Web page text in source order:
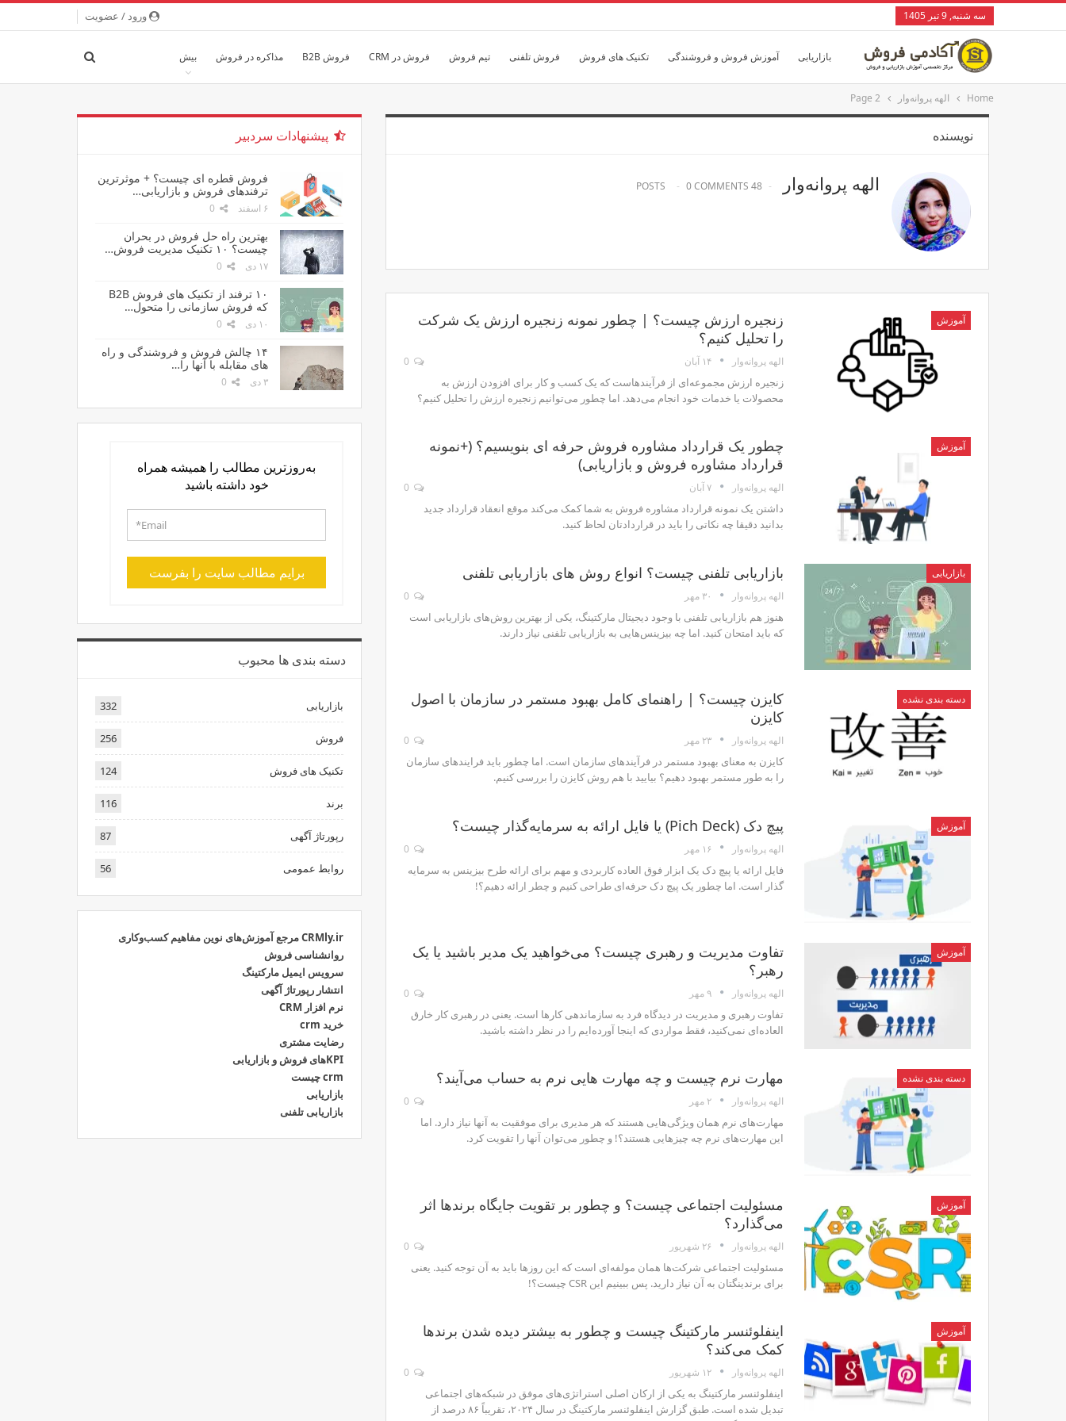
ورود / عضویت سه شنبه, 9 تیر 1405
بازاریابی آموزش فروش و فروشندگی تکنیک های فروش فروش تلفنی تیم فروش فروش در CRM فروش B2B مذاکره در فروش بیش
Home الهه پروانه‌وار Page 2
نویسنده
الهه پروانه‌وار 48 POSTS
0 COMMENTS
آموزش
زنجیره ارزش چیست؟ | چطور نمونه زنجیره ارزش یک شرکت
را تحلیل کنیم؟
الهه پروانه‌وار ۱۴ آبان
زنجیره ارزش مجموعه‌ای از فرآیندهاست که یک کسب و کار برای افزودن ارزش به
محصولات یا خدمات خود انجام می‌دهد. اما چطور می‌توانیم زنجیره ارزش را تحلیل کنیم؟
آموزش
چطور یک قرارداد مشاوره فروش حرفه ای بنویسیم؟ (+نمونه
قرارداد مشاوره فروش و بازاریابی)
الهه پروانه‌وار ۷ آبان
داشتن یک نمونه قرارداد مشاوره فروش به شما کمک می‌کند موقع انعقاد قرارداد جدید
بدانید دقیقا چه نکاتی را باید در قراردادتان لحاظ کنید.
بازاریابی بازاریابی تلفنی چیست؟ انواع روش های بازاریابی تلفنی
الهه پروانه‌وار ۳۰ مهر
هنوز هم بازاریابی تلفنی با وجود دیجیتال مارکتینگ، یکی از بهترین روش‌های بازاریابی است
که باید امتحان کنید. اما چه بیزینس‌هایی به بازاریابی تلفنی نیاز دارند.
دسته بندی نشده
کایزن چیست؟ | راهنمای کامل بهبود مستمر در سازمان با اصول
کایزن
الهه پروانه‌وار ۲۳ مهر
کایزن به معنای بهبود مستمر در فرآیندهای سازمان است. اما چطور باید فرایندهای سازمان
را به طور مستمر بهبود دهیم؟ بیایید با هم روش کایزن را بررسی کنیم.
آموزش پیچ دک (Pich Deck) یا فایل ارائه به سرمایه‌گذار چیست؟
الهه پروانه‌وار ۱۶ مهر
فایل ارائه یا پیچ دک یک ابزار فوق العاده کاربردی و مهم برای ارائه طرح بیزینس به سرمایه
گذار است. اما چطور یک پیچ دک حرفه‌ای طراحی کنیم و چطر ارائه دهیم؟!
آموزش
تفاوت مدیریت و رهبری چیست؟ می‌خواهید یک مدیر باشید یا یک
رهبر؟
الهه پروانه‌وار ۹ مهر
تفاوت رهبری و مدیریت در دیدگاه فرد به سازماندهی کارها است. یعنی در رهبری کار خارق
العاده‌ای نمی‌کنید، فقط مواردی که اینجا آورده‌ایم را در نظر داشته باشید.
دسته بندی نشده مهارت‌ نرم چیست و چه مهارت هایی نرم به حساب می‌آیند؟
الهه پروانه‌وار ۲ مهر
مهارت‌های نرم همان ویژگی‌هایی هستند که هر مدیری برای موفقیت به آنها نیاز دارد. اما
این مهارت‌های نرم چه چیزهایی هستند؟! و چطور می‌توان آنها را تقویت کرد.
آموزش
مسئولیت اجتماعی چیست؟ و چطور بر تقویت جایگاه برندها اثر
می‌گذارد؟
الهه پروانه‌وار ۲۶ شهریور
مسئولیت اجتماعی شرکت‌ها همان مولفه‌ای است که این روزها باید به آن توجه کنید. یعنی
برای برندینگتان به آن نیاز دارید. پس ببینیم این CSR چیست؟!
آموزش
اینفلوئنسر مارکتینگ چیست و چطور به بیشتر دیده شدن برندها
کمک می‌کند؟
الهه پروانه‌وار ۱۲ شهریور
اینفلوئنسر مارکتینگ به یکی از ارکان اصلی استراتژی‌های موفق در شبکه‌های اجتماعی
تبدیل شده است. طبق گزارش اینفلوئنسر مارکتینگ در سال ۲۰۲۴، تقریباً ۸۶ درصد از
پیشنهادات سردبیر
فروش قطره ای چیست؟ + موثرترین
ترفندهای فروش و بازاریابی…
۶ اسفند
بهترین راه حل فروش در بحران
چیست؟ ۱۰ تکنیک مدیریت فروش…
۱۷ دی
۱۰ ترفند از تکنیک های فروش B2B
که فروش سازمانی را متحول…
۱۰ دی
۱۴ چالش فروش و فروشندگی و راه
های مقابله با آنها را…
۳ دی
به‌روزترین مطالب را همیشه همراه
خود داشته باشید
برایم مطالب سایت را بفرست
دسته بندی ها محبوب
بازاریابی 332
فروش 256
تکنیک های فروش 124
برند 116
رپورتاژ آگهی 87
روابط عمومی 56
CRMly.ir مرجع آموزش‌های نوین مفاهیم کسب‌وکاری
روانشناسی فروش
سرویس ایمیل مارکتینگ
انتشار رپورتاژ آگهی
نرم افزار CRM
خرید crm
رضایت مشتری
KPIهای فروش و بازاریابی
crm چیست
بازاریابی
بازاریابی تلفنی